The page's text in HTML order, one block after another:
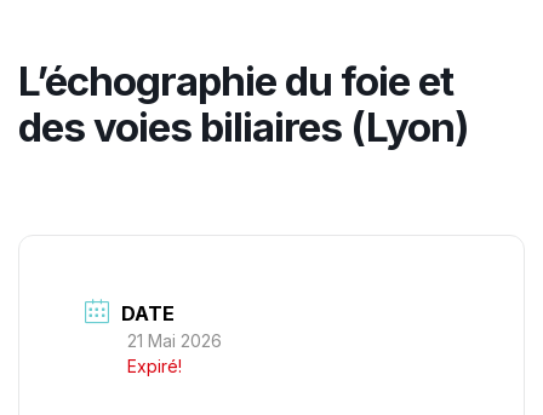
L’échographie du foie et
des voies biliaires (Lyon)
DATE
21 Mai 2026
Expiré!